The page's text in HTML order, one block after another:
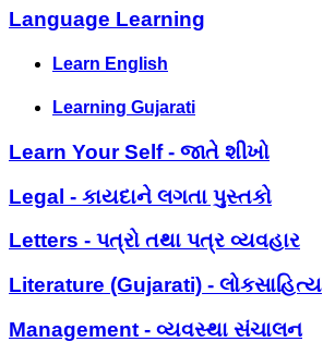
Language Learning
Learn English
Learning Gujarati
Learn Your Self - જાતે શીખો
Legal - કાયદાને લગતા પુસ્તકો
Letters - પત્રો તથા પત્ર વ્યવહાર
Literature (Gujarati) - લોકસાહિત્ય
Management - વ્યવસ્થા સંચાલન